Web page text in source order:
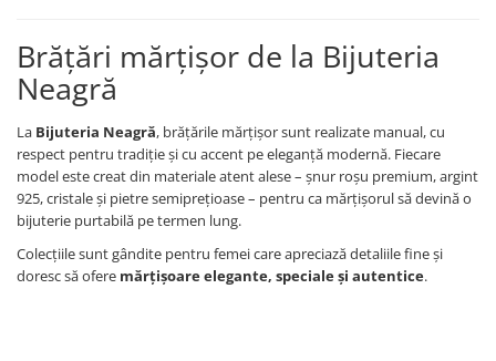
Brățări mărțișor de la Bijuteria
Neagră
La Bijuteria Neagră, brățările mărțișor sunt realizate manual, cu
respect pentru tradiție și cu accent pe eleganță modernă. Fiecare
model este creat din materiale atent alese – șnur roșu premium, argint
925, cristale și pietre semiprețioase – pentru ca mărțișorul să devină o
bijuterie purtabilă pe termen lung.
Colecțiile sunt gândite pentru femei care apreciază detaliile fine și
doresc să ofere mărțișoare elegante, speciale și autentice.